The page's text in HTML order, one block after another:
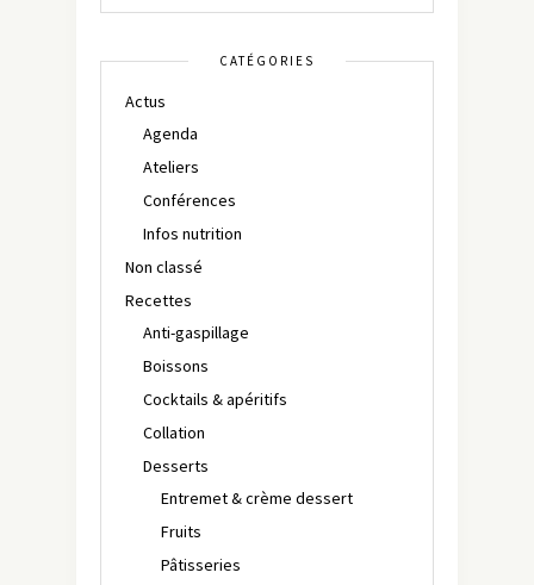
CATÉGORIES
Actus
Agenda
Ateliers
Conférences
Infos nutrition
Non classé
Recettes
Anti-gaspillage
Boissons
Cocktails & apéritifs
Collation
Desserts
Entremet & crème dessert
Fruits
Pâtisseries